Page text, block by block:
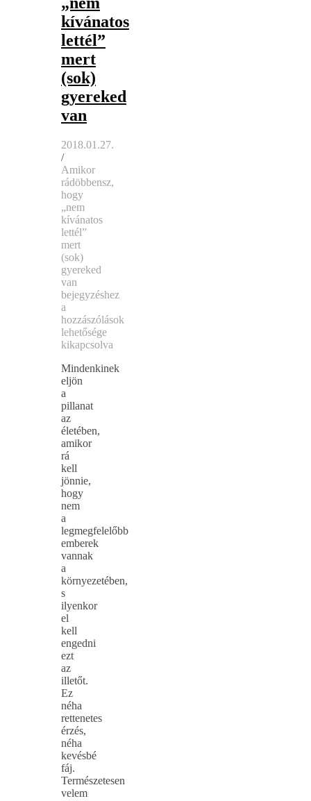
kívánatos
lettél”
mert
(sok)
gyereked
van
2018.01.27.
/
Amikor
rádöbbensz,
hogy
„nem
kívánatos
lettél”
mert
(sok)
gyereked
van
bejegyzéshez
a
hozzászólások
lehetősége
kikapcsolva
Mindenkinek
eljön
a
pillanat
az
életében,
amikor
rá
kell
jönnie,
hogy
nem
a
legmegfelelőbb
emberek
vannak
a
környezetében,
s
ilyenkor
el
kell
engedni
ezt
az
illetőt.
Ez
néha
rettenetes
érzés,
néha
kevésbé
fáj.
Természetesen
velem